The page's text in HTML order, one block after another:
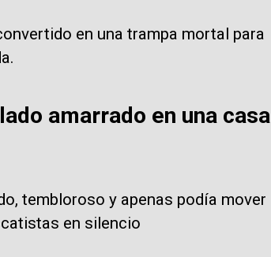
en una trampa mortal para
amarrado en una casa
tembloroso y apenas podía mover
en silencio